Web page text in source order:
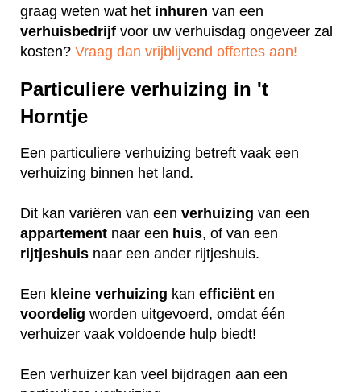
graag weten wat het inhuren van een
verhuisbedrijf voor uw verhuisdag ongeveer zal
kosten? Vraag dan vrijblijvend offertes aan!
Particuliere verhuizing in 't
Horntje
Een particuliere verhuizing betreft vaak een
verhuizing binnen het land.
Dit kan variëren van een verhuizing van een
appartement naar een huis, of van een
rijtjeshuis naar een ander rijtjeshuis.
Een kleine verhuizing kan efficiënt en
voordelig worden uitgevoerd, omdat één
verhuizer vaak voldoende hulp biedt!
Een verhuizer kan veel bijdragen aan een